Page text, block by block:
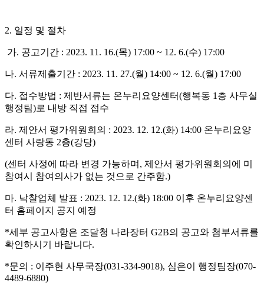
2. 일정 및 절차
가. 공고기간 : 2023. 11. 16.(목) 17:00 ~ 12. 6.(수) 17:00
나. 서류제출기간 : 2023. 11. 27.(월) 14:00 ~ 12. 6.(월) 17:00
다. 접수방법 : 제반서류는 온누리요양센터(행복동 1 층 사무실
행정팀)로 내방 직접 접수
라. 제안서 평가위원회의 : 2023. 12. 12.(화) 14:00 온누리요양
센터 사랑동 2층(강당)
(센터 사정에 따라 변경 가능하며 , 제안서 평가위원회의에 미
참여시 참여의사가 없는 것으로 간주함.)
마. 낙찰업체 발표 : 2023. 12. 12.(화) 18:00 이후 온누리요양센
터 홈페이지 공지 예정
*세부 공고사항은 조달청 나라장터 G2B의 공고와 첨부서류를
확인하시기 바랍니다.
*문의 : 이주현 사무국장(031-334-9018), 심은이 행정팀장(070-
4489-6880)